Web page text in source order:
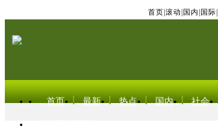
首页 滚动 国内 国际
首页 最新 热点 国内 社会